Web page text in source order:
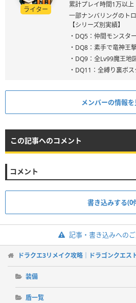
ライター
累計プレイ時間1万以上
一部ナンバリングのト
【シリーズ別実績】
・DQ5：仲間モンスタ
・DQ8：素手で竜神王
・DQ9：全Lv99魔王地
・DQ11：全縛り裏ボ
メンバーの情報を
この記事へのコメント
コメント
書き込みする(0
記事・書き込みへの
ドラクエ3リメイク攻略｜ドラゴンクエス
装備
盾一覧